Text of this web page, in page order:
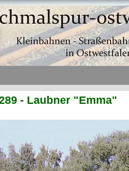
- Laubner "Emma"